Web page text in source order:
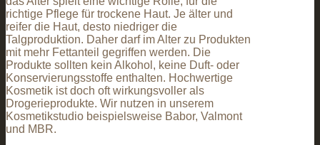
richtige Pflege für trockene Haut. Je älter und
reifer die Haut, desto niedriger die
Talgproduktion. Daher darf im Alter zu Produkten
mit mehr Fettanteil gegriffen werden. Die
Produkte sollten kein Alkohol, keine Duft- oder
Konservierungsstoffe enthalten. Hochwertige
Kosmetik ist doch oft wirkungsvoller als
Drogerieprodukte. Wir nutzen in unserem
Kosmetikstudio beispielsweise Babor, Valmont
und MBR.